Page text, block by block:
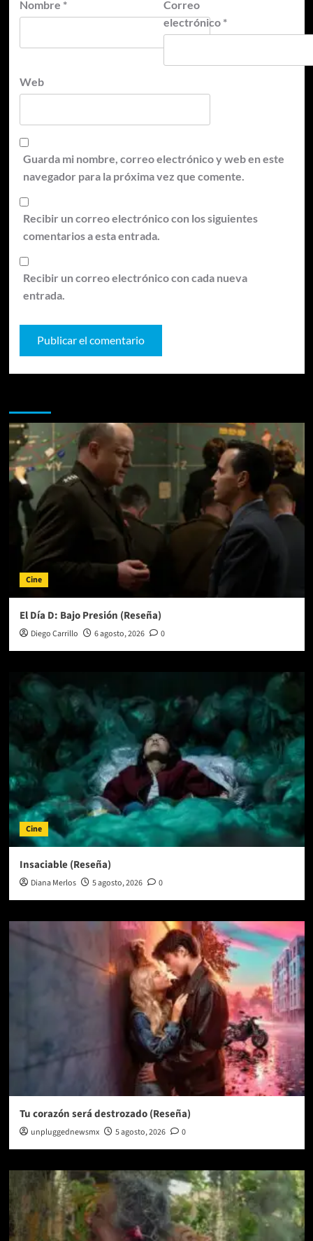
Nombre *
Correo
electrónico *
Web
Guarda mi nombre, correo electrónico y web en este
navegador para la próxima vez que comente.
Recibir un correo electrónico con los siguientes
comentarios a esta entrada.
Recibir un correo electrónico con cada nueva
entrada.
Cine
El Día D: Bajo Presión (Reseña)
Diego Carrillo 6 agosto, 2026 0
Cine
Insaciable (Reseña)
Diana Merlos 5 agosto, 2026 0
Tu corazón será destrozado (Reseña)
unpluggednewsmx 5 agosto, 2026 0